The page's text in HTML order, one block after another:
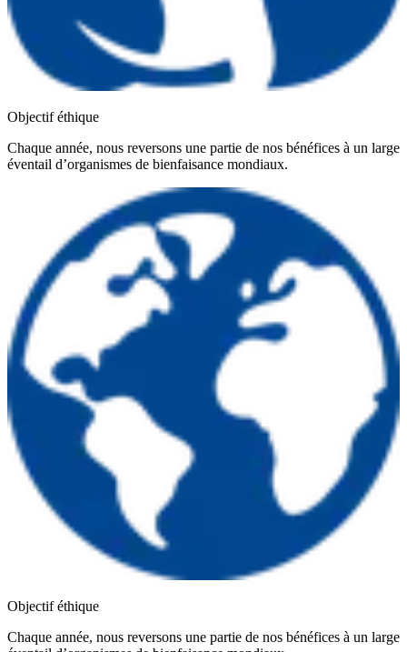
Objectif éthique
Chaque année, nous reversons une partie de nos bénéfices à un large
éventail d’organismes de bienfaisance mondiaux.
Objectif éthique
Chaque année, nous reversons une partie de nos bénéfices à un large